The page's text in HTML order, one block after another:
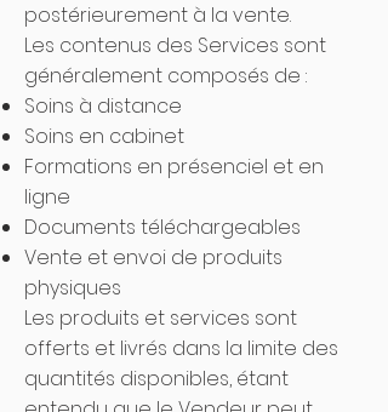
postérieurement à la vente.
Les contenus des Services sont
généralement composés de :
Soins à distance
Soins en cabinet
Formations en présenciel et en
ligne
Documents téléchargeables
Vente et envoi de produits
physiques
Les produits et services sont
offerts et livrés dans la limite des
quantités disponibles, étant